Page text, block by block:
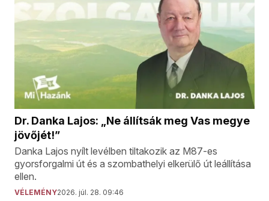
Dr. Danka Lajos: „Ne állítsák meg Vas megye
jövőjét!”
Danka Lajos nyílt levélben tiltakozik az M87-es
gyorsforgalmi út és a szombathelyi elkerülő út leállítása
ellen.
VÉLEMÉNY2026. júl. 28. 09:46